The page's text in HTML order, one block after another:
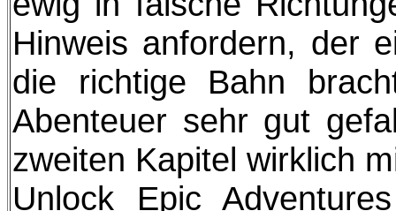
Hinweis anfordern, der
die richtige Bahn
Abenteuer sehr gut
zweiten Kapitel wirklich
Unlock Epic